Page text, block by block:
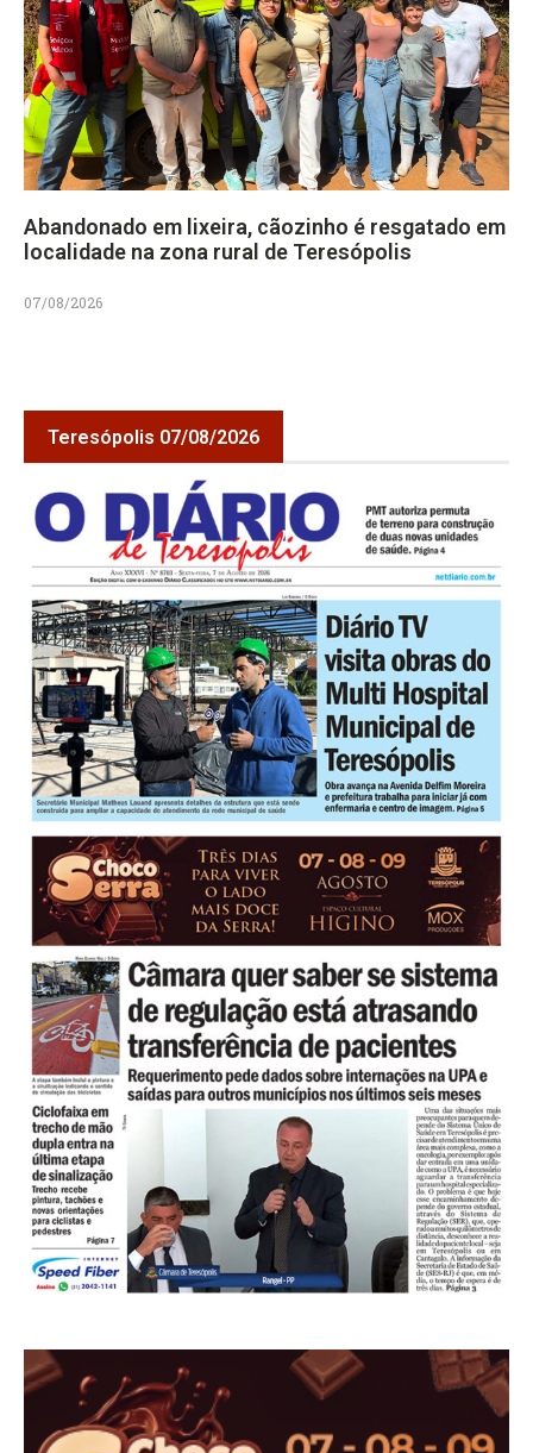
Abandonado em lixeira, cãozinho é resgatado em
localidade na zona rural de Teresópolis
07/08/2026
Teresópolis 07/08/2026